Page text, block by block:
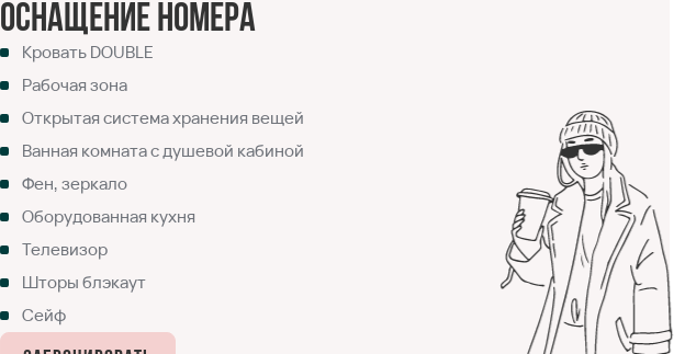
Оснащение номера
Кровать DOUBLE
Рабочая зона
Открытая система хранения вещей
Ванная комната с душевой кабиной
Фен, зеркало
Оборудованная кухня
Телевизор
Шторы блэкаут
Сейф